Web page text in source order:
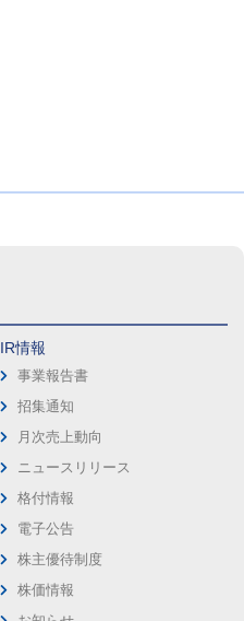
IR情報
事業報告書
招集通知
月次売上動向
ニュースリリース
格付情報
電子公告
株主優待制度
株価情報